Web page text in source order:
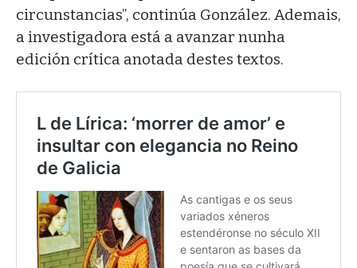
circunstancias”, continúa González. Ademais,
a investigadora está a avanzar nunha
edición crítica anotada destes textos.